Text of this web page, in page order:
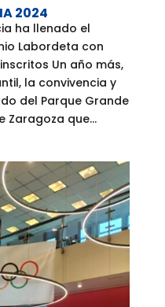
2024
ha llenado el
Labordeta con
Un año más,
la convivencia y
del Parque Grande
Zaragoza que...